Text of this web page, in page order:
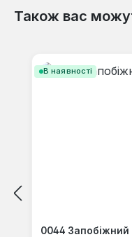
Відгуків не
Також вас
В наявності
0044 Запобіжний